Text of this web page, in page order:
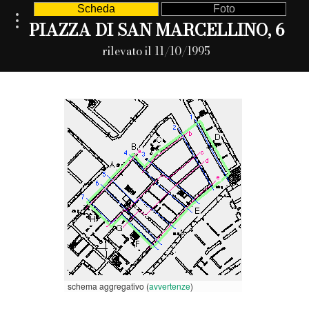
Scheda Foto
PIAZZA DI SAN MARCELLINO, 6
rilevato il 11/10/1995
schema aggregativo (avvertenze)